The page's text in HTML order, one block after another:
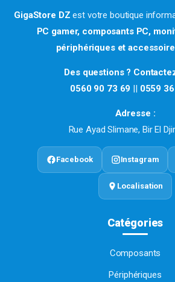
GigaStore DZ est votre boutique
PC gamer, composants PC,
périphériques et
Des questions ?
0560 90 73 69 || 0559
Adresse :
Rue Ayad Slimane, Bir El
Facebook Instagram
Localisation
Catégories
Composants
Périphériques